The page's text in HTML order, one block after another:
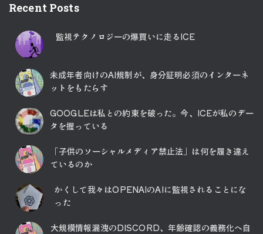
Recent Posts
監視テクノロジーの爆買いに走るICE
未成年者向けのAI規制が、身分証明必須のインターネ
ットをもたらす
GOOGLEは私との約束を破った。今、ICEが私のデー
タを握っている
「子供のソーシャルメディア禁止法」は何を履き違え
ているのか
かくして我々はOPENAIのAIに監視されることにな
った
大規模情報漏洩のDISCORD、年齢確認の義務化へ自